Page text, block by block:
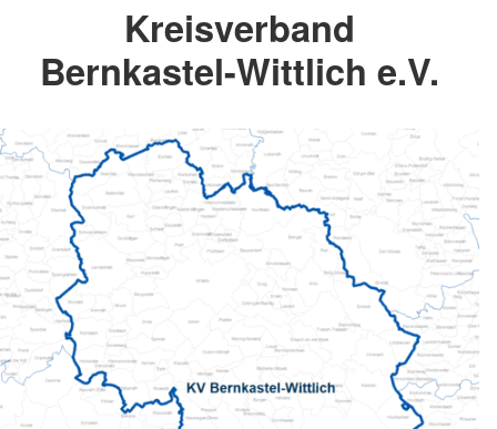
Kreisverband
Bernkastel-Wittlich e.V.